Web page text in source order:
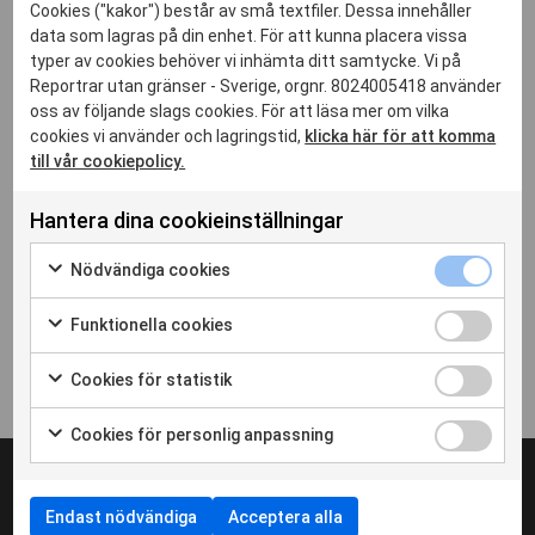
Lawly
Lawly är en digital juristbyrå som är specialicerade på att
hjälpa kunder på distans och har därför utvecklat verktyg
som möjliggör tillgång till sina juridiska dokument direkt på
Läs mer om Lawlyhär
jurist@lawly.eu
08-400 65 337
Cookies ("kakor") består av små textfiler. Dessa innehåller
data som lagras på din enhet. För att kunna placera vissa
typer av cookies behöver vi inhämta ditt samtycke. Vi på
Reportrar utan gränser - Sverige, orgnr. 8024005418 använder
oss av följande slags cookies. För att läsa mer om vilka
cookies vi använder och lagringstid, klicka här för att komma
till vår cookiepolicy.
Hantera dina cookieinställningar
Nödvändiga cookies
Markera
för
samtycka
till
användning
av
cookies
Funktionella cookies
Markera
för
samtycka
till
användning
Funktionella
cookies
cookies
Cookies för statistik
Markera
för
samtycka
till
användning
Cookies
för
statistik
Cookies för personlig anpassning
Markera
att
samtycka
Cookies
för
Endast nödvändiga Acceptera alla